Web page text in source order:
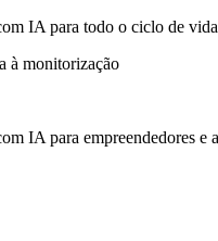
IA para todo o ciclo de vida
à monitorização
IA para empreendedores e